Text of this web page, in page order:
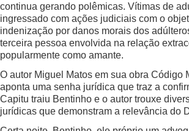
continua gerando polêmicas. Vítimas de
ingressado com ações judiciais com o
indenização por danos morais dos
terceira pessoa envolvida na relação
popularmente como amante.
O autor Miguel Matos em sua obra Código
aponta uma senha jurídica que traz a
Capitu traiu Bentinho e o autor trouxe
jurídicas que demonstram a relevância do